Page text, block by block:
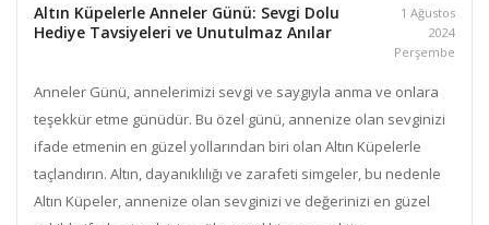
Altın Küpelerle Anneler Günü: Sevgi Dolu
Hediye Tavsiyeleri ve Unutulmaz Anılar
1 Ağustos
2024
Perşembe
Anneler Günü, annelerimizi sevgi ve saygıyla anma ve onlara
teşekkür etme günüdür. Bu özel günü, annenize olan sevginizi
ifade etmenin en güzel yollarından biri olan Altın Küpelerle
taçlandırın. Altın, dayanıklılığı ve zarafeti simgeler, bu nedenle
Altın Küpeler, annenize olan sevginizi ve değerinizi en güzel